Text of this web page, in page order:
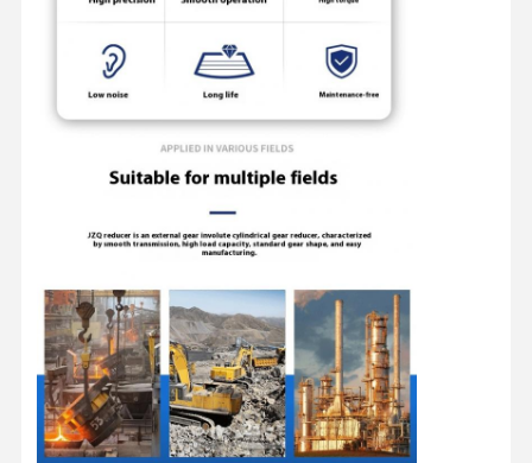
Наша
Фабрика
Контроль
Качества
Контактные
Данные
Теперь
Барабанчик веревочки провода
Кранный крюк
Концевая балка